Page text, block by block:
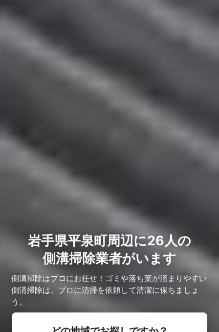
岩手県平泉町周辺に26人の
側溝掃除業者がいます
側溝掃除はプロにお任せ！ゴミや落ち葉が溜まりやすい
側溝掃除は、プロに清掃を依頼して清潔に保ちましょ
う。